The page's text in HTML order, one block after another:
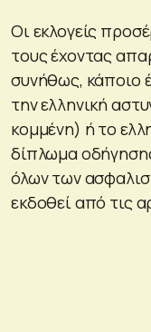
Οι εκλογείς
τους έχοντας
συνήθως, κάποιο
την ελληνική
κομμένη) ή το
δίπλωμα
όλων των
εκδοθεί από τις